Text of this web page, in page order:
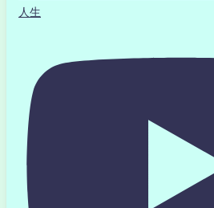
人生